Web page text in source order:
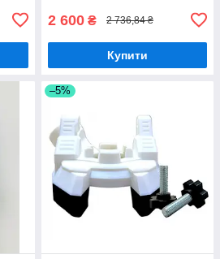
2 600 ₴ 2 736,84 ₴
Купити
–5%